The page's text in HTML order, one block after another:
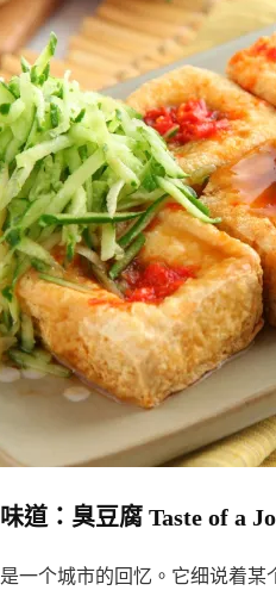
道：臭豆腐 Taste of a
一个城市的回忆。它细说着某